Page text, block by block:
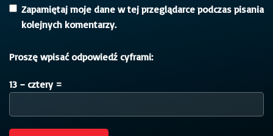
Zapamiętaj moje dane w tej przeglądarce podczas pisania
kolejnych komentarzy.
Proszę wpisać odpowiedź cyframi:
13 − cztery =